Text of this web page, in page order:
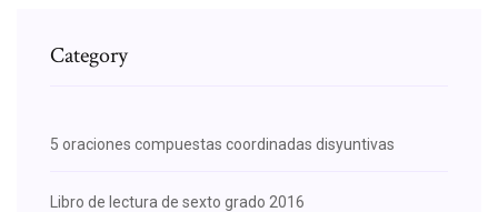
Category
5 oraciones compuestas coordinadas disyuntivas
Libro de lectura de sexto grado 2016